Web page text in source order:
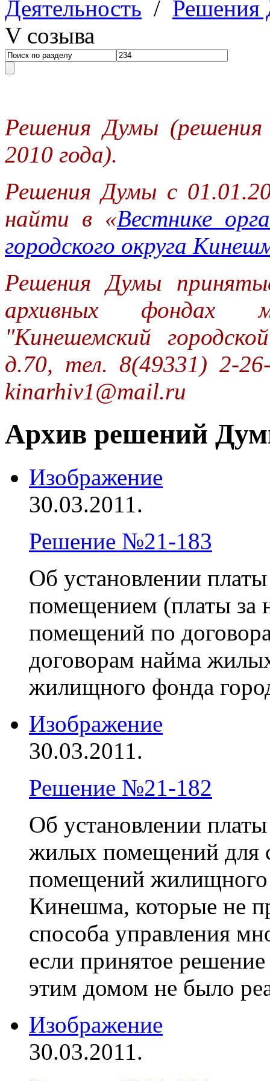
Деятельность /
V созыва
Решения Думы
2010 года).
Решения Думы с
найти в «Вестнике
городского округа
Решения Думы
архивных фондах
"Кинешемский
д.70, тел. 8(49331) 2-
kinarhiv1@mail.ru
Архив решений
Изображение
30.03.2011.
Решение №21-183
Об установлении
помещением (платы за
помещений по
договорам найма
жилищного фонда
Изображение
30.03.2011.
Решение №21-182
Об установлении
жилых помещений для
помещений жилищного
Кинешма, которые не
способа управления
если принятое
этим домом не было
Изображение
30.03.2011.